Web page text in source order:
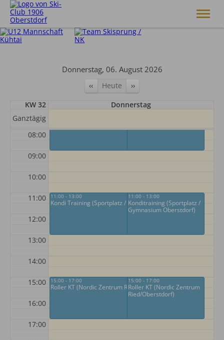
Langlauf
Breitensport
Service
Donnerstag, 06. August 2026
‹‹ Heute
››
KW 32
Donnerstag
Ganztägig
11:00 - 13:00
Kondi Training (Sportplatz / Gymnasium Oberstdorf)
15:00 - 17:00
Roller KT (Nordic Zentrum Ried/Oberstdorf)
11:00 - 13:00
Konditraining (Sportplatz /
Gymnasium Oberstdorf)
15:00 - 17:00
Roller KT (Nordic Zentrum
Ried/Oberstdorf)
07:00
08:00
09:00
10:00
11:00
12:00
13:00
14:00
15:00
16:00
17:00